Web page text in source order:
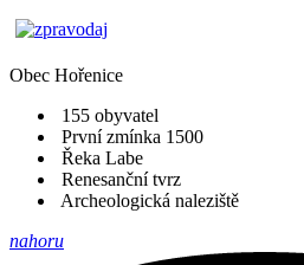
Obec Hořenice
155 obyvatel
První zmínka 1500
Řeka Labe
Renesanční tvrz
Archeologická naleziště
nahoru